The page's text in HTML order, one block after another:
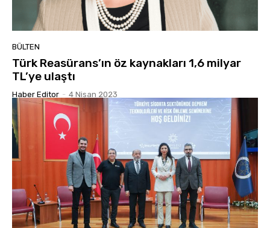
BÜLTEN
Türk Reasürans’ın öz kaynakları 1,6 milyar
TL’ye ulaştı
Haber Editor - 4 Nisan 2023